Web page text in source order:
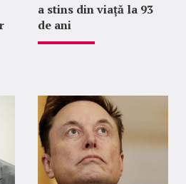
a stins din viață la 93
de ani